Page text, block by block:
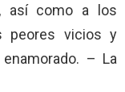
así como a los
peores vicios y
– La